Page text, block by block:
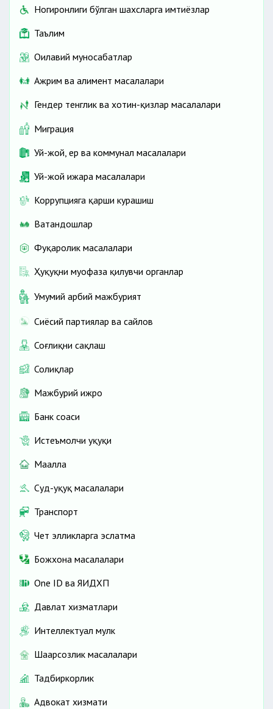
Ногиронлиги бўлган шахсларга имтиёзлар
Таълим
Оилавий муносабатлар
Ажрим ва алимент масалалари
Гендер тенглик ва хотин-қизлар масалалари
Миграция
Уй-жой, ер ва коммунал масалалари
Уй-жой ижара масалалари
Коррупцияга қарши курашиш
Ватандошлар
Фуқаролик масалалари
Ҳуқуқни муҳофаза қилувчи органлар
Умумий ҳарбий мажбурият
Сиёсий партиялар ва сайлов
Соғлиқни сақлаш
Солиқлар
Мажбурий ижро
Банк соҳаси
Истеъмолчи ҳуқуқи
Маҳалла
Суд-ҳуқуқ масалалари
Транспорт
Чет элликларга эслатма
Божхона масалалари
One ID ва ЯИДХП
Давлат хизматлари
Интеллектуал мулк
Шаҳарсозлик масалалари
Тадбиркорлик
Адвокат хизмати